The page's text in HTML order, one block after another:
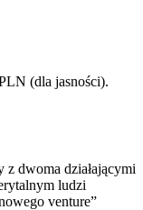
(dla jasności).
dwoma działającymi
ludzi
venture”